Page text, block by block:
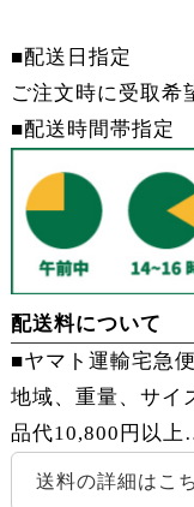
■配送日指定
ご注文時に受取希
■配送時間帯指定
配送料について
■ヤマト運輸宅急
地域、重量、サイ
品代10,800円以上
送料の詳細はこ